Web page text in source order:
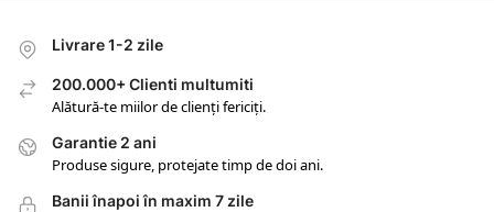
Livrare 1-2 zile
200.000+ Clienti multumiti
Alătură-te miilor de clienți fericiți.
Garantie 2 ani
Produse sigure, protejate timp de doi ani.
Banii înapoi în maxim 7 zile